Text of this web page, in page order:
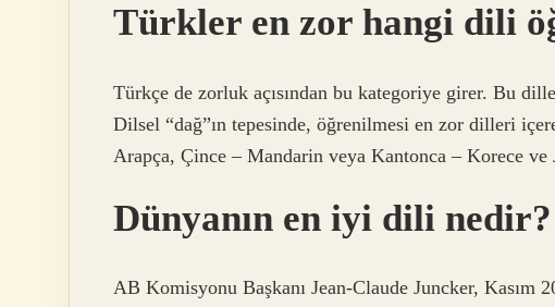
Türkler en zor hangi dili
Türkçe de zorluk açısından bu kategoriye girer. Bu
Dilsel “dağ”ın tepesinde, öğrenilmesi en zor dilleri
Arapça, Çince – Mandarin veya Kantonca – Korece ve
Dünyanın en iyi dili nedir?
AB Komisyonu Başkanı Jean-Claude Juncker, Kasım